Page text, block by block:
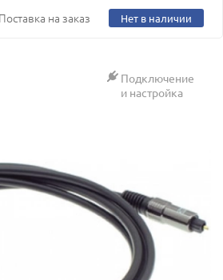
Поставка на заказ Нет в наличии
Подключение
и настройка